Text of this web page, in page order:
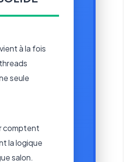
à la fois
seule
comptent
la logique
salon.